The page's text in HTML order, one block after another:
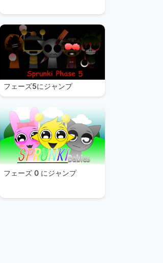
フェーズ5にジャンプ
フェーズ 0 にジャンプ